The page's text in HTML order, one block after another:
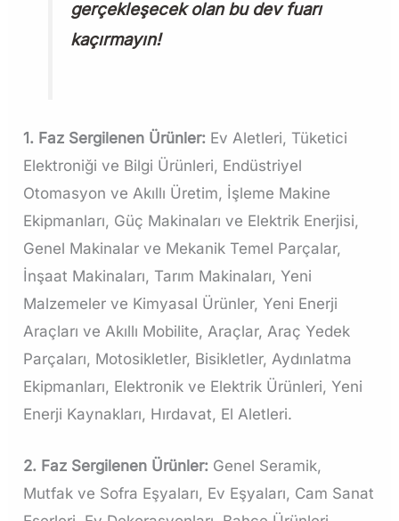
gerçekleşecek olan bu dev fuarı
kaçırmayın!
1. Faz Sergilenen Ürünler: Ev Aletleri, Tüketici
Elektroniği ve Bilgi Ürünleri, Endüstriyel
Otomasyon ve Akıllı Üretim, İşleme Makine
Ekipmanları, Güç Makinaları ve Elektrik Enerjisi,
Genel Makinalar ve Mekanik Temel Parçalar,
İnşaat Makinaları, Tarım Makinaları, Yeni
Malzemeler ve Kimyasal Ürünler, Yeni Enerji
Araçları ve Akıllı Mobilite, Araçlar, Araç Yedek
Parçaları, Motosikletler, Bisikletler, Aydınlatma
Ekipmanları, Elektronik ve Elektrik Ürünleri, Yeni
Enerji Kaynakları, Hırdavat, El Aletleri.
2. Faz Sergilenen Ürünler: Genel Seramik,
Mutfak ve Sofra Eşyaları, Ev Eşyaları, Cam Sanat